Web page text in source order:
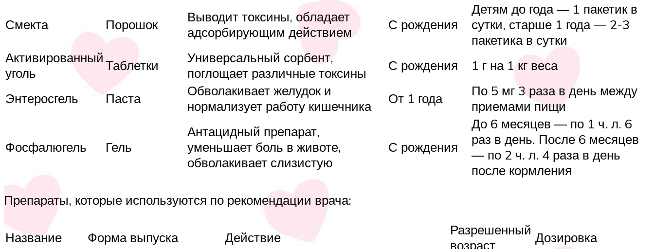
Смекта Порошок
Выводит токсины, обладает
адсорбирующим действием
С рождения
Детям до года — 1 пакетик в
сутки, старше 1 года — 2-3
пакетика в сутки
Активированный
уголь
Таблетки
Универсальный сорбент,
поглощает различные токсины
С рождения 1 г на 1 кг веса
Энтеросгель Паста
Обволакивает желудок и
нормализует работу кишечника
От 1 года
По 5 мг 3 раза в день между
приемами пищи
Фосфалюгель Гель
Антацидный препарат,
уменьшает боль в животе,
обволакивает слизистую
С рождения
До 6 месяцев — по 1 ч. л. 6
раз в день. После 6 месяцев
— по 2 ч. л. 4 раза в день
после кормления
Препараты, которые используются по рекомендации врача:
Название Форма выпуска Действие
Разрешенный
возраст
Дозировка